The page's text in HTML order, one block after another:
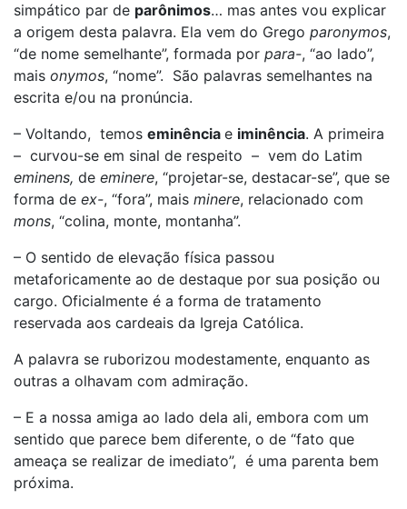
simpático par de parônimos… mas antes vou explicar
a origem desta palavra. Ela vem do Grego paronymos,
“de nome semelhante”, formada por para-, “ao lado”,
mais onymos, “nome”. São palavras semelhantes na
escrita e/ou na pronúncia.
– Voltando, temos eminência e iminência. A primeira
– curvou-se em sinal de respeito – vem do Latim
eminens, de eminere, “projetar-se, destacar-se”, que se
forma de ex-, “fora”, mais minere, relacionado com
mons, “colina, monte, montanha”.
– O sentido de elevação física passou
metaforicamente ao de destaque por sua posição ou
cargo. Oficialmente é a forma de tratamento
reservada aos cardeais da Igreja Católica.
A palavra se ruborizou modestamente, enquanto as
outras a olhavam com admiração.
– E a nossa amiga ao lado dela ali, embora com um
sentido que parece bem diferente, o de “fato que
ameaça se realizar de imediato”, é uma parenta bem
próxima.